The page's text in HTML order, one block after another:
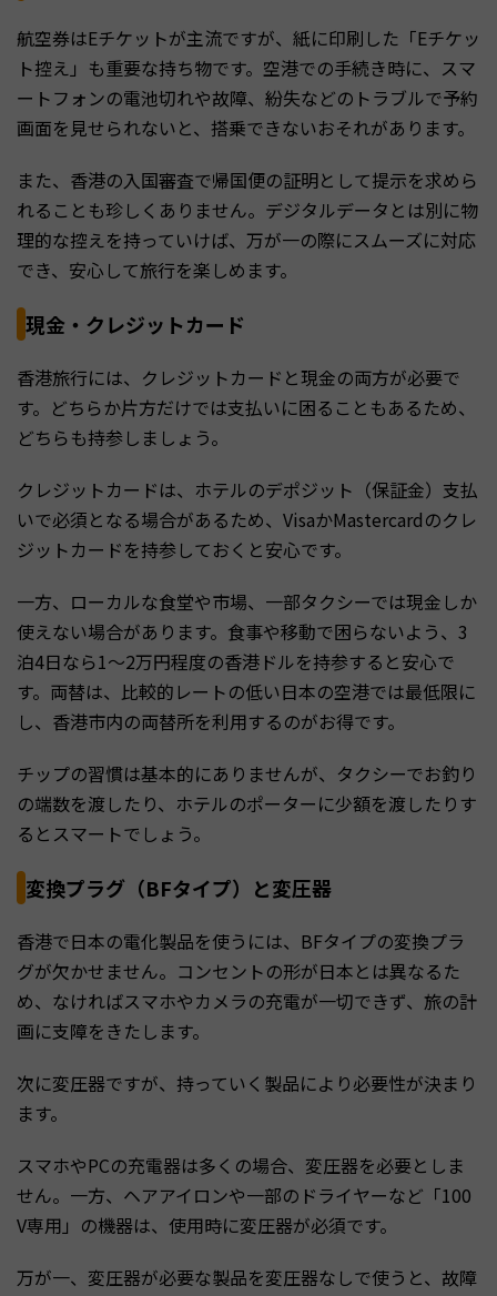
航空券はEチケットが主流ですが、紙に印刷した「Eチケッ
ト控え」も重要な持ち物です。空港での手続き時に、スマ
ートフォンの電池切れや故障、紛失などのトラブルで予約
画面を見せられないと、搭乗できないおそれがあります。
また、香港の入国審査で帰国便の証明として提示を求めら
れることも珍しくありません。デジタルデータとは別に物
理的な控えを持っていけば、万が一の際にスムーズに対応
でき、安心して旅行を楽しめます。
現金・クレジットカード
香港旅行には、クレジットカードと現金の両方が必要で
す。どちらか片方だけでは支払いに困ることもあるため、
どちらも持参しましょう。
クレジットカードは、ホテルのデポジット（保証金）支払
いで必須となる場合があるため、VisaかMastercardのクレ
ジットカードを持参しておくと安心です。
一方、ローカルな食堂や市場、一部タクシーでは現金しか
使えない場合があります。食事や移動で困らないよう、3
泊4日なら1〜2万円程度の香港ドルを持参すると安心で
す。両替は、比較的レートの低い日本の空港では最低限に
し、香港市内の両替所を利用するのがお得です。
チップの習慣は基本的にありませんが、タクシーでお釣り
の端数を渡したり、ホテルのポーターに少額を渡したりす
るとスマートでしょう。
変換プラグ（BFタイプ）と変圧器
香港で日本の電化製品を使うには、BFタイプの変換プラ
グが欠かせません。コンセントの形が日本とは異なるた
め、なければスマホやカメラの充電が一切できず、旅の計
画に支障をきたします。
次に変圧器ですが、持っていく製品により必要性が決まり
ます。
スマホやPCの充電器は多くの場合、変圧器を必要としま
せん。一方、ヘアアイロンや一部のドライヤーなど「100
V専用」の機器は、使用時に変圧器が必須です。
万が一、変圧器が必要な製品を変圧器なしで使うと、故障